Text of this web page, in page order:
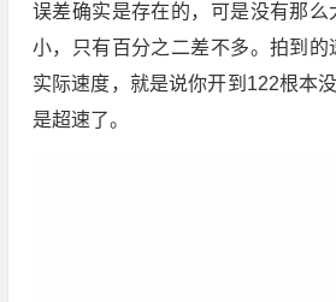
误差确实是存在的，可是没有那
小，只有百分之二差不多。拍到的
实际速度，就是说你开到122根本
是超速了。